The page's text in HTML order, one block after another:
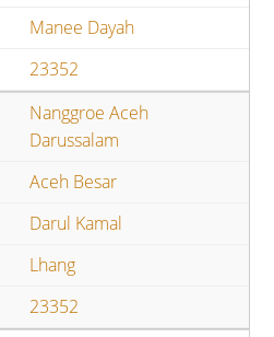
Manee Dayah
23352
Nanggroe Aceh
Darussalam
Aceh Besar
Darul Kamal
Lhang
23352